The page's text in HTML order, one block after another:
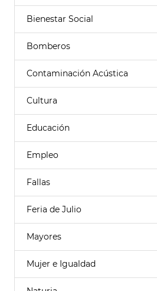
Bienestar Social
Bomberos
Contaminación Acústica
Cultura
Educación
Empleo
Fallas
Feria de Julio
Mayores
Mujer e Igualdad